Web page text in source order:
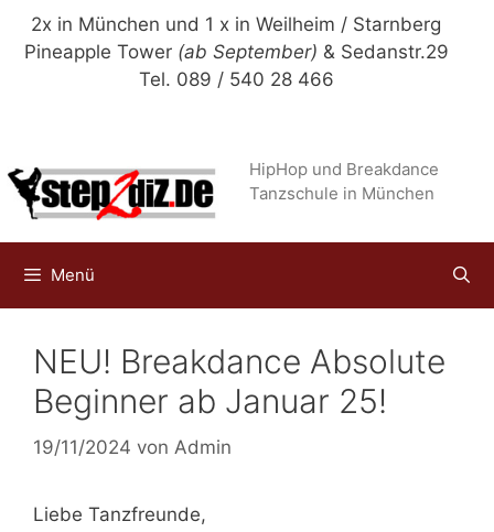
Zum
Inhalt
2x in München und 1 x in Weilheim / Starnberg
Pineapple Tower (ab September) & Sedanstr.29
Tel. 089 / 540 28 466
HipHop und Breakdance
Tanzschule in München
Menü
NEU! Breakdance Absolute
Beginner ab Januar 25!
19/11/2024 von Admin
Liebe Tanzfreunde,